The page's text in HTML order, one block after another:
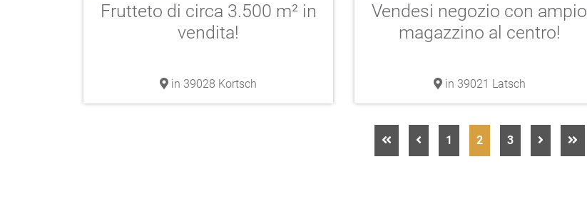
Frutteto di circa 3.500 m² in
vendita!
in 39028 Kortsch
Vendesi negozio con ampio
magazzino al centro!
in 39021 Latsch
1 2 3